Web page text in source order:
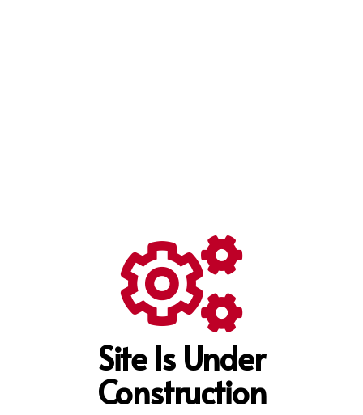
Site Is Under
Construction